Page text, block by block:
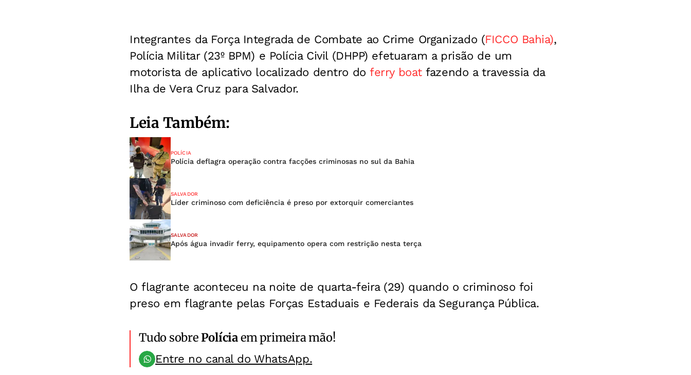
Integrantes da Força Integrada de Combate ao Crime Organizado (FICCO Bahia),
Polícia Militar (23º BPM) e Polícia Civil (DHPP) efetuaram a prisão de um
motorista de aplicativo localizado dentro doferry boatfazendo a travessia da
Ilha de Vera Cruz para Salvador.
Leia Também:
POLÍCIA
Polícia deflagra operação contra facções criminosas no sul da Bahia
SALVADOR
Líder criminoso com deficiência é preso por extorquir comerciantes
SALVADOR
Após água invadir ferry, equipamento opera com restrição nesta terça
O flagrante aconteceu na noite de quarta-feira (29) quando o criminoso foi
preso em flagrante pelas Forças Estaduais e Federais da Segurança Pública.
Tudo sobrePolíciaem primeira mão!
Entre no canal do WhatsApp.